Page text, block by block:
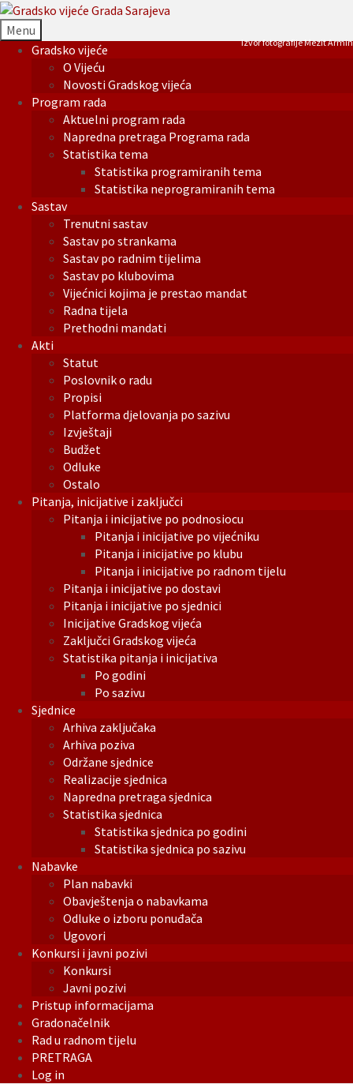
Menu
Gradsko vijeće
O Vijeću
Novosti Gradskog vijeća
Program rada
Aktuelni program rada
Napredna pretraga Programa rada
Statistika tema
Statistika programiranih tema
Statistika neprogramiranih tema
Sastav
Trenutni sastav
Sastav po strankama
Sastav po radnim tijelima
Sastav po klubovima
Vijećnici kojima je prestao mandat
Radna tijela
Prethodni mandati
Akti
Statut
Poslovnik o radu
Propisi
Platforma djelovanja po sazivu
Izvještaji
Budžet
Odluke
Ostalo
Pitanja, inicijative i zaključci
Pitanja i inicijative po podnosiocu
Pitanja i inicijative po vijećniku
Pitanja i inicijative po klubu
Pitanja i inicijative po radnom tijelu
Pitanja i inicijative po dostavi
Pitanja i inicijative po sjednici
Inicijative Gradskog vijeća
Zaključci Gradskog vijeća
Statistika pitanja i inicijativa
Po godini
Po sazivu
Sjednice
Arhiva zaključaka
Arhiva poziva
Održane sjednice
Realizacije sjednica
Napredna pretraga sjednica
Statistika sjednica
Statistika sjednica po godini
Statistika sjednica po sazivu
Nabavke
Plan nabavki
Obavještenja o nabavkama
Odluke o izboru ponuđača
Ugovori
Konkursi i javni pozivi
Konkursi
Javni pozivi
Pristup informacijama
Gradonačelnik
Rad u radnom tijelu
PRETRAGA
Log in
Izvor fotografije Mezit Armin